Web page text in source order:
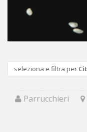
seleziona e filtra per
Parrucchieri